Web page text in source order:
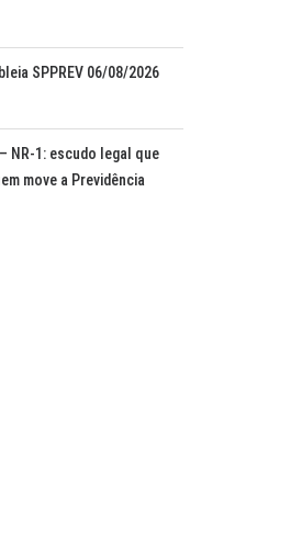
SPPREV 06/08/2026
NR-1: escudo legal que
move a Previdência